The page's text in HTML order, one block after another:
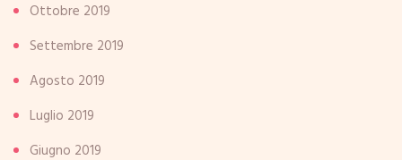
Ottobre 2019
Settembre 2019
Agosto 2019
Luglio 2019
Giugno 2019